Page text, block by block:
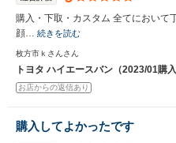
購入・下取・カスタム 全てにおいて
顔… 続きを読む
枚方市ｋさんさん
トヨタ ハイエースバン（2023/01購入
お店からの返信あり
購入してよかったです